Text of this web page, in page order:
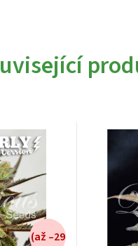
(až –29